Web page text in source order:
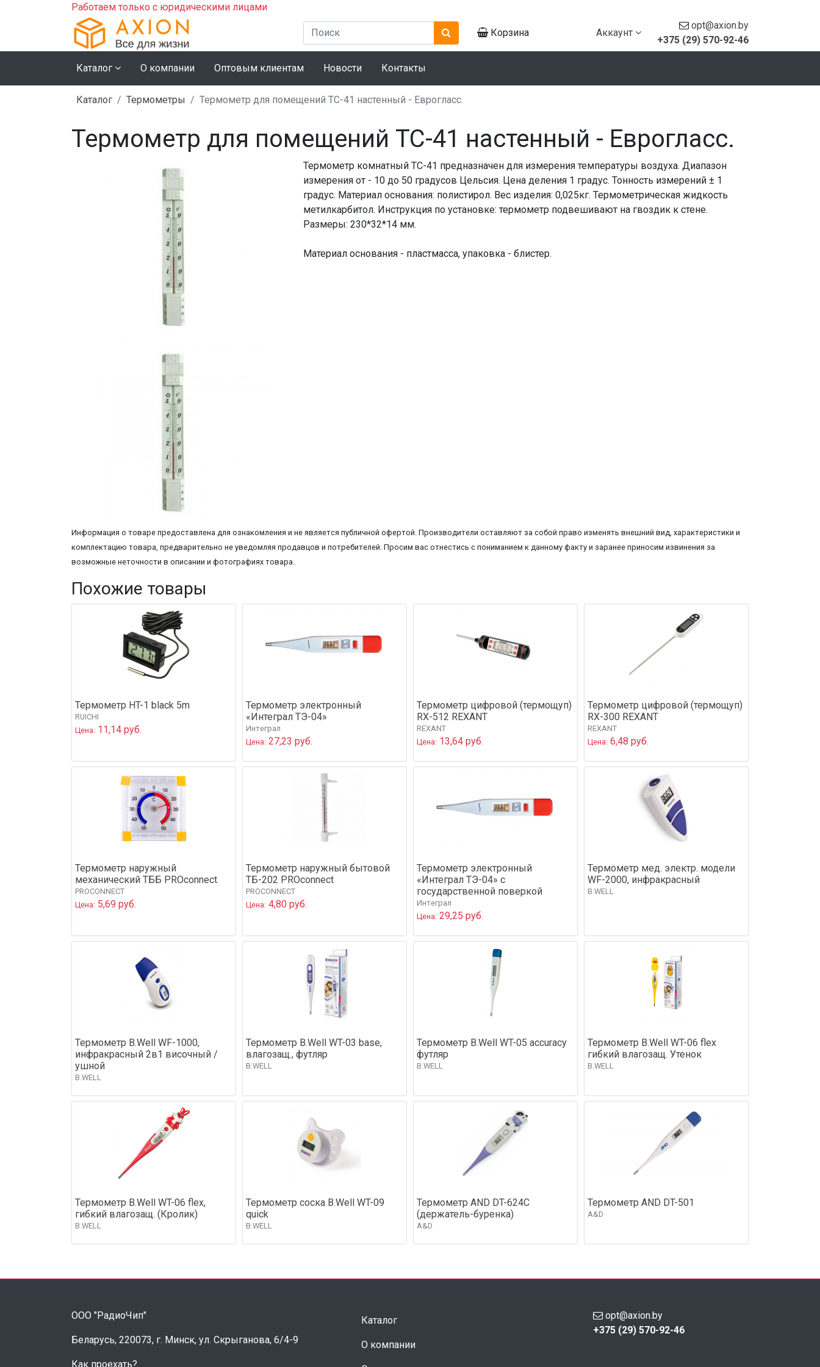
Работаем только с юридическими лицами
Корзина Аккаунт
opt@axion.by
+375 (29) 570-92-46
Каталог О компании Оптовым клиентам Новости Контакты
Каталог Термометры Термометр для помещений ТС-41 настенный - Еврогласс.
Термометр для помещений ТС-41 настенный - Еврогласс.
Термометр комнатный ТС-41 предназначен для измерения температуры воздуха. Диапазон
измерения от - 10 до 50 градусов Цельсия. Цена деления 1 градус. Тонность измерений ± 1
градус. Материал основания: полистирол. Вес изделия: 0,025кг. Термометрическая жидкость
метилкарбитол. Инструкция по установке: термометр подвешивают на гвоздик к стене.
Размеры: 230*32*14 мм.
Материал основания - пластмасса, упаковка - блистер.
Информация о товаре предоставлена для ознакомления и не является публичной офертой. Производители оставляют за собой право изменять внешний вид, характеристики и
комплектацию товара, предварительно не уведомляя продавцов и потребителей. Просим вас отнестись с пониманием к данному факту и заранее приносим извинения за
возможные неточности в описании и фотографиях товара.
Похожие товары
Термометр HT-1 black 5m
RUICHI
Цена: 11,14 руб.
Термометр электронный
«Интеграл ТЭ-04»
Интеграл
Цена: 27,23 руб.
Термометр цифровой (термощуп)
RX-512 REXANT
REXANT
Цена: 13,64 руб.
Термометр цифровой (термощуп)
RX-300 REXANT
REXANT
Цена: 6,48 руб.
Термометр наружный
механический ТББ PROconnect
PROCONNECT
Цена: 5,69 руб.
Термометр наружный бытовой
ТБ-202 PROconnect
PROCONNECT
Цена: 4,80 руб.
Термометр электронный
«Интеграл ТЭ-04» с
государственной поверкой
Интеграл
Цена: 29,25 руб.
Термометр мед. электр. модели
WF-2000, инфракрасный
B.WELL
Термометр B.Well WF-1000,
инфракрасный 2в1 височный /
ушной
B.WELL
Термометр B.Well WT-03 base,
влагозащ., футляр
B.WELL
Термометр B.Well WT-05 accuracy
футляр
B.WELL
Термометр B.Well WT-06 flex
гибкий влагозащ. Утенок
B.WELL
Термометр B.Well WT-06 flex,
гибкий влагозащ. (Кролик)
B.WELL
Термометр соска B.Well WT-09
quick
B.WELL
Термометр AND DT-624C
(держатель-буренка)
A&D
Термометр AND DT-501
A&D
ООО "РадиоЧип"
Беларусь, 220073, г. Минск, ул. Скрыганова, 6/4-9
Как проехать?
Каталог
О компании
opt@axion.by
+375 (29) 570-92-46